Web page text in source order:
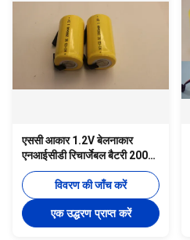
एससी आकार 1.2V बेलनाकार
एनआईसीडी रिचार्जेबल बैटरी 2000
एमएएच आर / सी शौक के लिए
विवरण की जाँच करें
एक उद्धरण प्राप्त करें